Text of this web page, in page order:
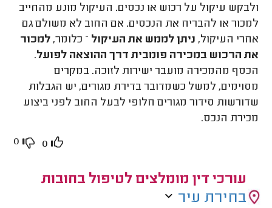
ולבקש עיקול על רכוש או נכסים. העיקול מונע מהחייב
למכור או להבריח את הנכסים. אם החוב לא משולם גם
אחרי העיקול, ניתן לממש את העיקול – כלומר,למכור
את הרכוש במכירה פומבית דרך ההוצאה לפועל.
הכסף מהמכירה מועבר ישירות לזוכה. במקרים
מסוימים, למשל כשמדובר בדירת מגורים, יש הגבלות
שדורשות סידור מגורים חלופי לבעל החוב לפני ביצוע
מכירת הנכס.
0
0
עורכי דין מומלצים לטיפול בחובות
בחירת עיר